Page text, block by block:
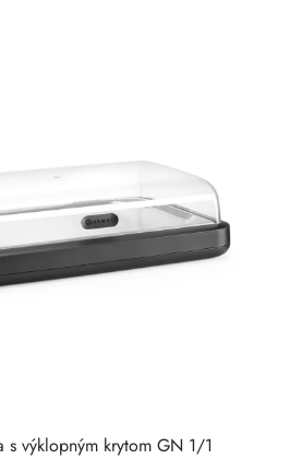
s výklopným krytom GN 1/1